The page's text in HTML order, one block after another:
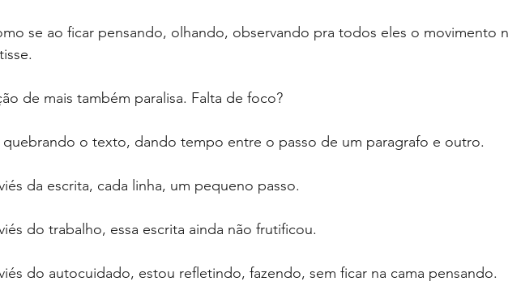
se ao ficar pensando, olhando, observando pra todos eles o movimento
de mais também paralisa. Falta de foco?
quebrando o texto, dando tempo entre o passo de um paragrafo e outro.
da escrita, cada linha, um pequeno passo.
do trabalho, essa escrita ainda não frutificou.
do autocuidado, estou refletindo, fazendo, sem ficar na cama pensando.